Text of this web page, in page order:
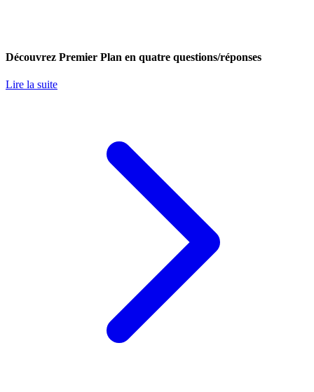
Découvrez Premier Plan en quatre questions/réponses
Lire la suite